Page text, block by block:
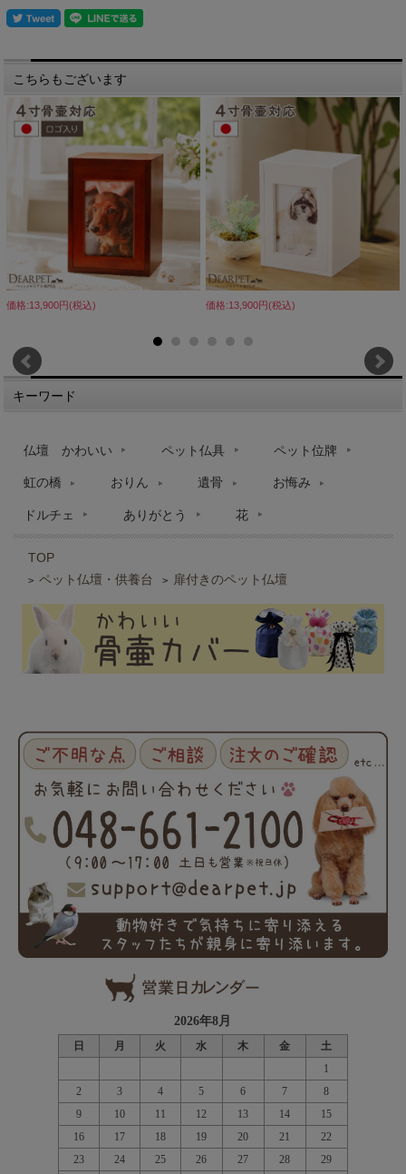
こちらもございます
価格:13,900円(税込) 価格:13,900円(税込)
キーワード
仏壇 かわいい ペット仏具 ペット位牌
虹の橋 おりん 遺骨 お悔み
ドルチェ ありがとう 花
TOP
> ペット仏壇・供養台 > 扉付きのペット仏壇